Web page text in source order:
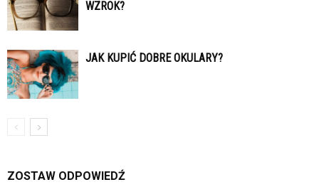
WZROK?
JAK KUPIĆ DOBRE OKULARY?
ZOSTAW ODPOWIEDŹ